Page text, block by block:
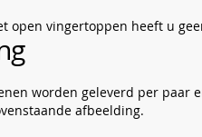
open vingertoppen heeft u
worden geleverd per paar
afbeelding.